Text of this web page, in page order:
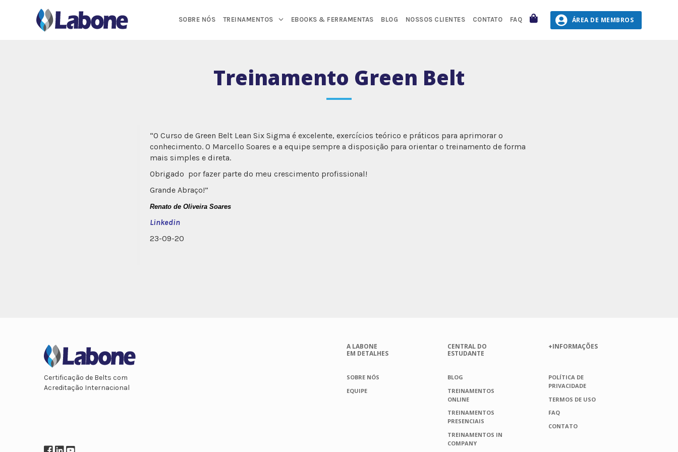
SOBRE NÓS TREINAMENTOS EBOOKS & FERRAMENTAS BLOG NOSSOS CLIENTES CONTATO FAQ CARRINHO ÁREA DE MEMBROS
Treinamento Green Belt
“O Curso de Green Belt Lean Six Sigma é excelente, exercícios teórico e práticos para aprimorar o
conhecimento. O Marcello Soares e a equipe sempre a disposição para orientar o treinamento de forma
mais simples e direta.
Obrigado por fazer parte do meu crescimento profissional!
Grande Abraço!”
Renato de Oliveira Soares
Linkedin
23-09-20
Certificação de Belts com
Acreditação Internacional
A LABONE
EM DETALHES
SOBRE NÓS
EQUIPE
CENTRAL DO
ESTUDANTE
BLOG
TREINAMENTOS
ONLINE
TREINAMENTOS
PRESENCIAIS
TREINAMENTOS IN
COMPANY
+INFORMAÇÕES
POLÍTICA DE
PRIVACIDADE
TERMOS DE USO
FAQ
CONTATO